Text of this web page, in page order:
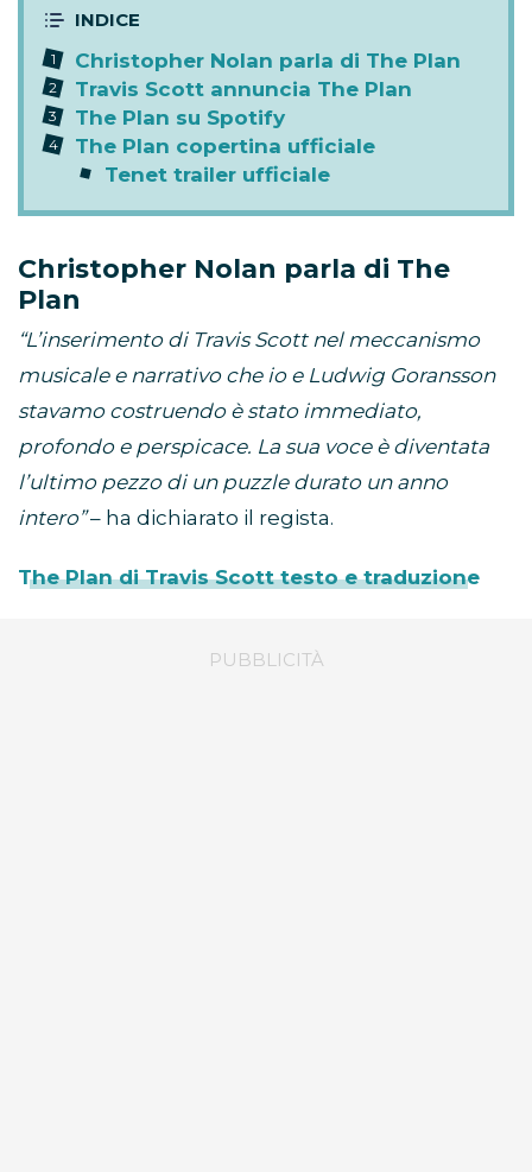
Christopher Nolan parla di The Plan
Travis Scott annuncia The Plan
The Plan su Spotify
The Plan copertina ufficiale
Tenet trailer ufficiale
Christopher Nolan parla di The
Plan
“L’inserimento di Travis Scott nel meccanismo
musicale e narrativo che io e Ludwig Goransson
stavamo costruendo è stato immediato,
profondo e perspicace. La sua voce è diventata
l’ultimo pezzo di un puzzle durato un anno
intero”– ha dichiarato il regista.
The Plan di Travis Scott testo e traduzione